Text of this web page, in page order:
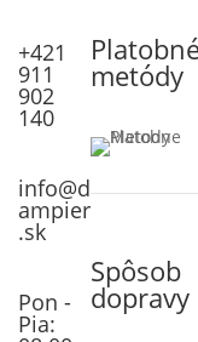
+421
911
902
140
info@d
ampier
.sk
Pon -
Pia:
metódy
Spôsob
dopravy